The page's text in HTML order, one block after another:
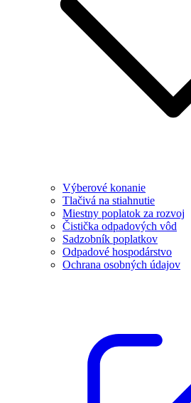
Výberové konanie
Tlačivá na stiahnutie
Miestny poplatok za rozvoj
Čistička odpadových vôd
Sadzobník poplatkov
Odpadové hospodárstvo
Ochrana osobných údajov